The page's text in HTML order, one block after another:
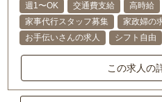
週1〜OK
交通費支給 高時給
家事代行スタッフ募集
家政婦の
お手伝いさんの求人
シフト自由
この求人の